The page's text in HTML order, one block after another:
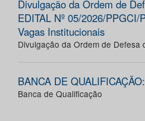
Divulgação da Ordem de
EDITAL Nº 05/2026/
Vagas Institucionais
Divulgação da Ordem de Defesa
BANCA DE
Banca de Qualificação